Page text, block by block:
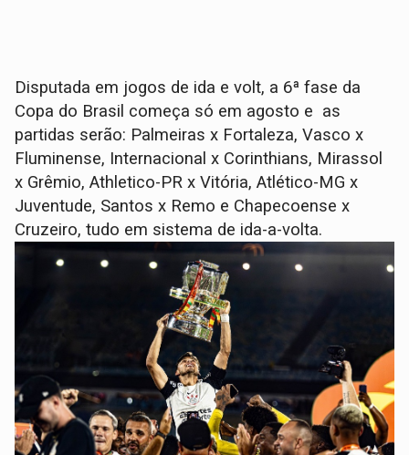
Disputada em jogos de ida e volt, a 6ª fase da
Copa do Brasil começa só em agosto e as
partidas serão: Palmeiras x Fortaleza, Vasco x
Fluminense, Internacional x Corinthians, Mirassol
x Grêmio, Athletico-PR x Vitória, Atlético-MG x
Juventude, Santos x Remo e Chapecoense x
Cruzeiro, tudo em sistema de ida-a-volta.